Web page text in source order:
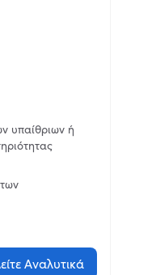
υπαίθριων ή
Αναλυτικά